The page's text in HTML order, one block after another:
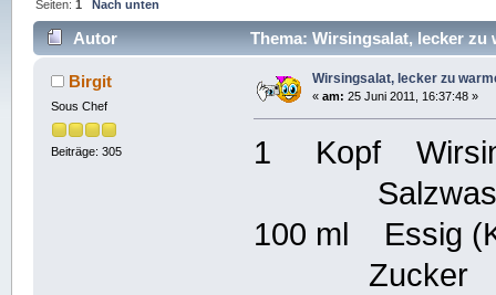
Seiten:1 Nach unten
Autor Thema: Wirsingsalat, lecker zu
Birgit
Sous Chef
Beiträge: 305
Wirsingsalat, lecker zu
« am: 25 Juni 2011, 16:37:48 »
1 Kopf
100 ml Essig
Zucker